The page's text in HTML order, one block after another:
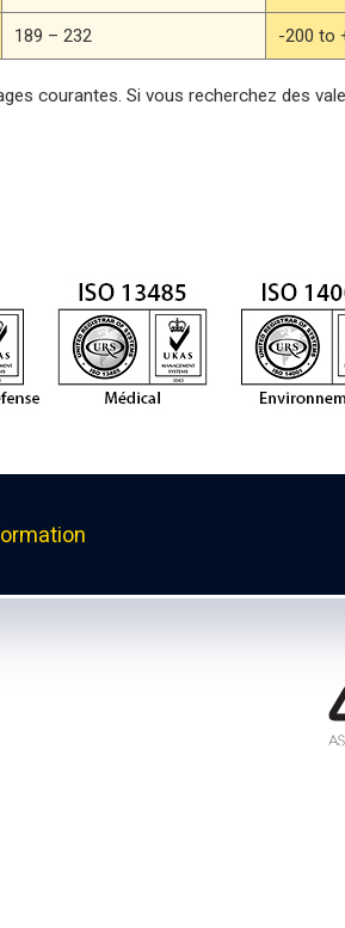
189 – 232 -200 to
courantes. Si vous recherchez des